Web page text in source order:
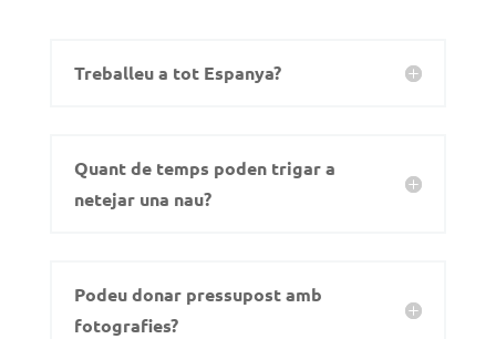
Treballeu a tot Espanya?
Quant de temps poden trigar a
netejar una nau?
Podeu donar pressupost amb
fotografies?